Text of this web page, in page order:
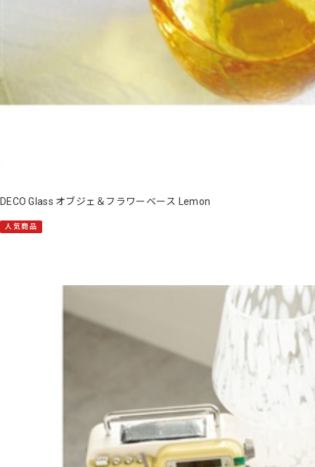
DECO Glass オブジェ＆フラワーベース Lemon
人気商品